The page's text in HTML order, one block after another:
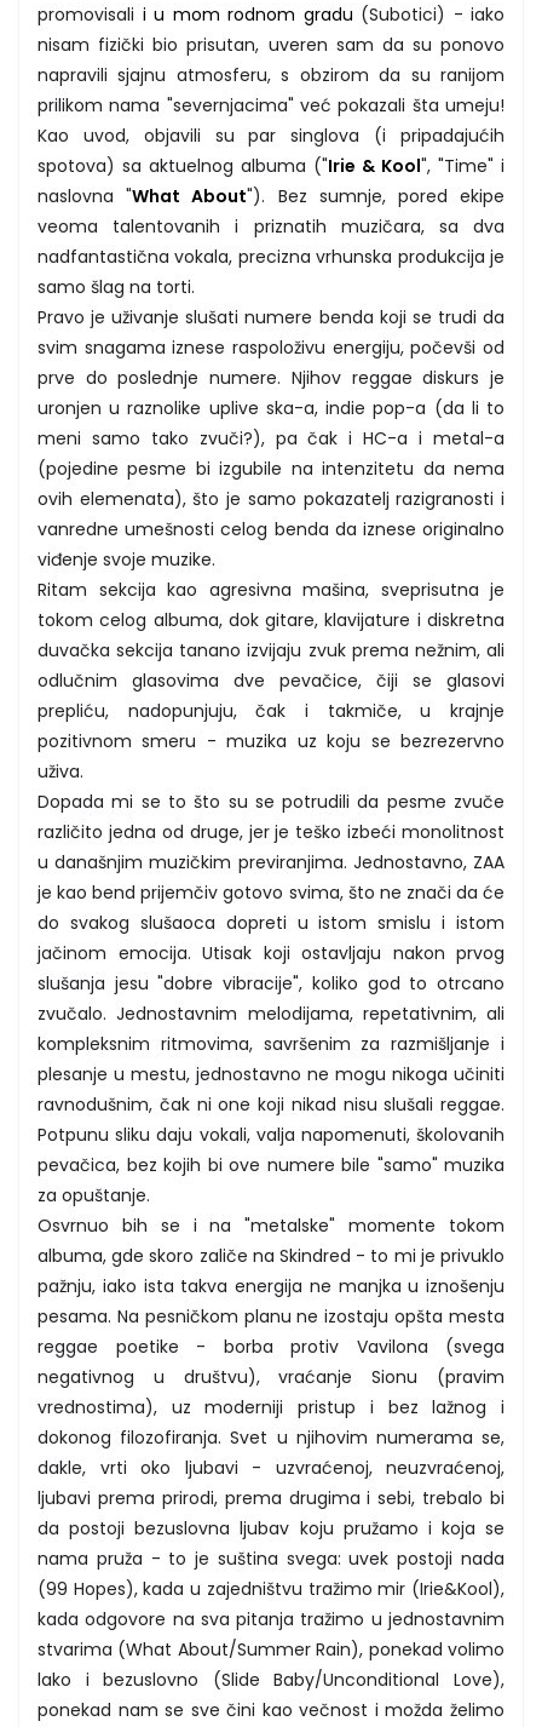
promovisali i u mom rodnom gradu (Subotici) - iako
nisam fizički bio prisutan, uveren sam da su ponovo
napravili sjajnu atmosferu, s obzirom da su ranijom
prilikom nama "severnjacima" već pokazali šta umeju!
Kao uvod, objavili su par singlova (i pripadajućih
spotova) sa aktuelnog albuma ("Irie & Kool", "Time" i
naslovna "What About"). Bez sumnje, pored ekipe
veoma talentovanih i priznatih muzičara, sa dva
nadfantastična vokala, precizna vrhunska produkcija je
samo šlag na torti.
Pravo je uživanje slušati numere benda koji se trudi da
svim snagama iznese raspoloživu energiju, počevši od
prve do poslednje numere. Njihov reggae diskurs je
uronjen u raznolike uplive ska-a, indie pop-a (da li to
meni samo tako zvuči?), pa čak i HC-a i metal-a
(pojedine pesme bi izgubile na intenzitetu da nema
ovih elemenata), što je samo pokazatelj razigranosti i
vanredne umešnosti celog benda da iznese originalno
viđenje svoje muzike.
Ritam sekcija kao agresivna mašina, sveprisutna je
tokom celog albuma, dok gitare, klavijature i diskretna
duvačka sekcija tanano izvijaju zvuk prema nežnim, ali
odlučnim glasovima dve pevačice, čiji se glasovi
prepliću, nadopunjuju, čak i takmiče, u krajnje
pozitivnom smeru - muzika uz koju se bezrezervno
uživa.
Dopada mi se to što su se potrudili da pesme zvuče
različito jedna od druge, jer je teško izbeći monolitnost
u današnjim muzičkim previranjima. Jednostavno, ZAA
je kao bend prijemčiv gotovo svima, što ne znači da će
do svakog slušaoca dopreti u istom smislu i istom
jačinom emocija. Utisak koji ostavljaju nakon prvog
slušanja jesu "dobre vibracije", koliko god to otrcano
zvučalo. Jednostavnim melodijama, repetativnim, ali
kompleksnim ritmovima, savršenim za razmišljanje i
plesanje u mestu, jednostavno ne mogu nikoga učiniti
ravnodušnim, čak ni one koji nikad nisu slušali reggae.
Potpunu sliku daju vokali, valja napomenuti, školovanih
pevačica, bez kojih bi ove numere bile "samo" muzika
za opuštanje.
Osvrnuo bih se i na "metalske" momente tokom
albuma, gde skoro zaliče na Skindred - to mi je privuklo
pažnju, iako ista takva energija ne manjka u iznošenju
pesama. Na pesničkom planu ne izostaju opšta mesta
reggae poetike - borba protiv Vavilona (svega
negativnog u društvu), vraćanje Sionu (pravim
vrednostima), uz moderniji pristup i bez lažnog i
dokonog filozofiranja. Svet u njihovim numerama se,
dakle, vrti oko ljubavi - uzvraćenoj, neuzvraćenoj,
ljubavi prema prirodi, prema drugima i sebi, trebalo bi
da postoji bezuslovna ljubav koju pružamo i koja se
nama pruža - to je suština svega: uvek postoji nada
(99 Hopes), kada u zajedništvu tražimo mir (Irie&Kool),
kada odgovore na sva pitanja tražimo u jednostavnim
stvarima (What About/Summer Rain), ponekad volimo
lako i bezuslovno (Slide Baby/Unconditional Love),
ponekad nam se sve čini kao večnost i možda želimo